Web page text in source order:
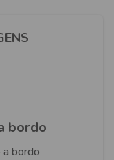
bordo
bordo